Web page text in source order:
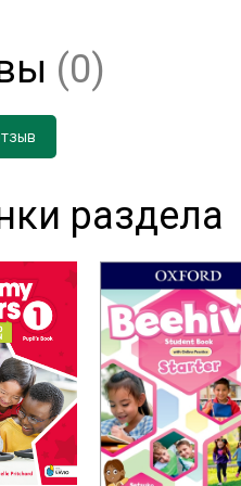
(0)
раздела